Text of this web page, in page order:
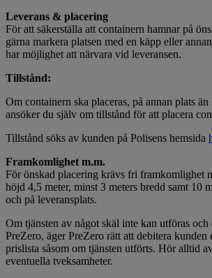
Leverans & placering
För att säkerställa att containern hamnar på
gärna markera platsen med en käpp eller
har möjlighet att närvara vid leveransen.
Tillstånd:
Om containern ska placeras, på annan plats
ansöker du själv om tillstånd för att placera
Tillstånd söks av kunden på Polisens hemsida
Framkomlighet m.m.
För önskad placering krävs fri framkomlighet
höjd 4,5 meter, minst 3 meters bredd samt 10
och på leveransplats.
Om tjänsten av något skäl inte kan utföras och
PreZero, äger PreZero rätt att debitera kunden
prislista såsom om tjänsten utförts. Hör alltid
eventuella tveksamheter.